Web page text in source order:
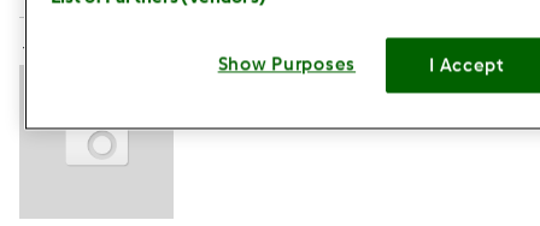
tartina67 (non verificato)
Show Purposes I Accept